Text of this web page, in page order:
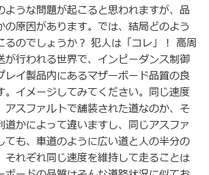
ような問題が起こると思われますが、品
の原因があります。では、結局どのよう
るのでしょうか？ 犯人は「コレ」！ 高周
が行われる世界で、インピーダンス制御
レイ製品内にあるマザーボード品質の良
。イメージしてみてください。同じ速度
アスファルトで舗装された道なのか、そ
道かによって違いますし、同じアスファ
ても、車道のように広い道と人の半分の
それぞれ同じ速度を維持して走ることは